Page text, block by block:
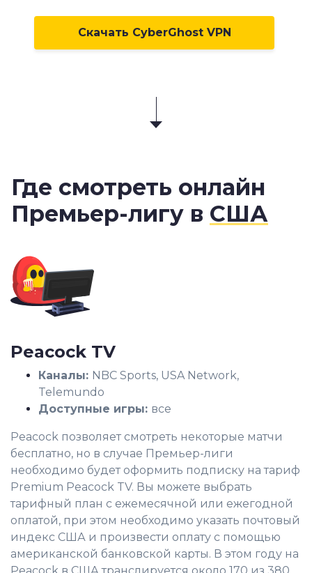
Скачать CyberGhost VPN
Где смотреть онлайн
Премьер-лигу в США
Peacock TV
Каналы: NBC Sports, USA Network,
Telemundo
Доступные игры: все
Peacock позволяет смотреть некоторые матчи
бесплатно, но в случае Премьер-лиги
необходимо будет оформить подписку на тариф
Premium Peacock TV. Вы можете выбрать
тарифный план с ежемесячной или ежегодной
оплатой, при этом необходимо указать почтовый
индекс США и произвести оплату с помощью
американской банковской карты. В этом году на